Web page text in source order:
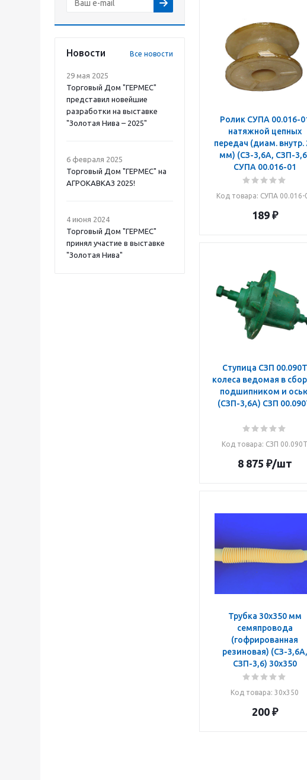
Новости Все новости
29 мая 2025
Торговый Дом "ГЕРМЕС"
представил новейшие
разработки на выставке
"Золотая Нива – 2025"
6 февраля 2025
Торговый Дом "ГЕРМЕС" на
АГРОКАВКАЗ 2025!
4 июня 2024
Торговый Дом "ГЕРМЕС"
принял участие в выставке
"Золотая Нива"
Ролик СУПА 00.016-
натяжной цепных
передач (диам. внутр.
мм) (СЗ-3,6А, СЗП-
СУПА 00.016-01
Код товара: СУПА 00.016-
189₽
Ступица СЗП 00.090Т
колеса ведомая в
подшипником и
(СЗП-3,6А) СЗП
Код товара: СЗП 00.090Т
8 875 ₽/шт
Трубка 30х350 мм
семяпровода
(гофрированная
резиновая) (СЗ-3,6А,
СЗП-3,6) 30х350
Код товара: 30х350
200₽